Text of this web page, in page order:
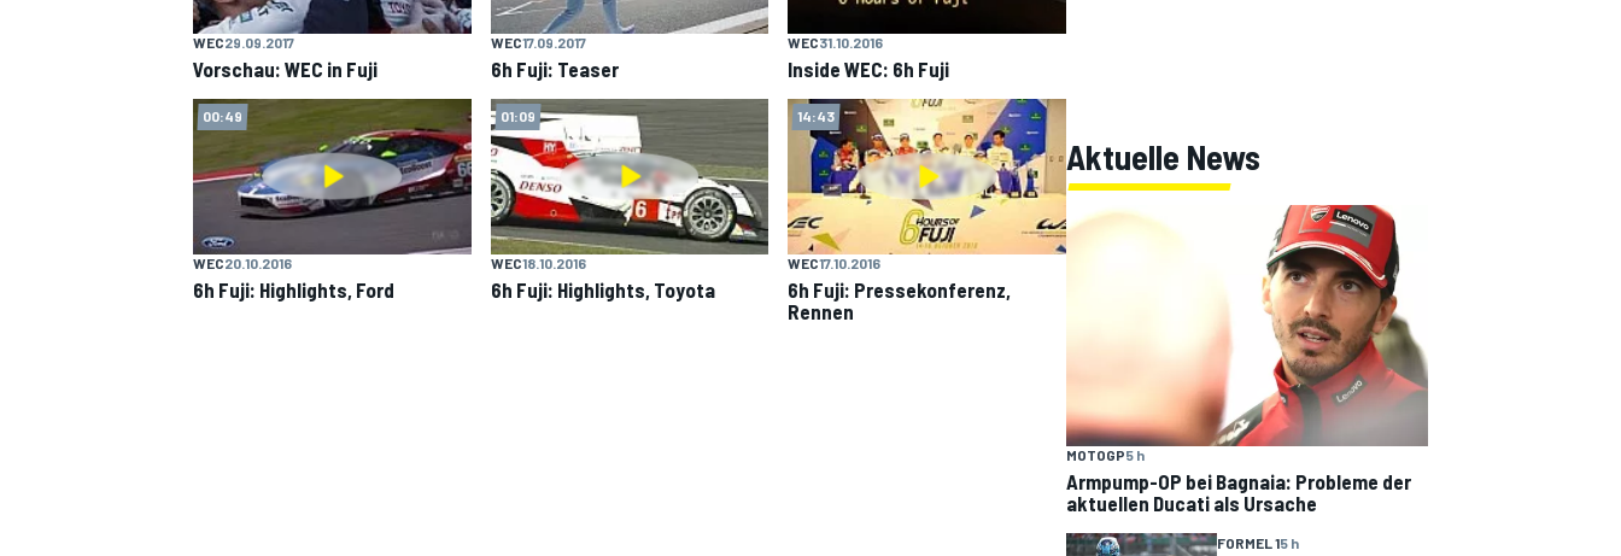
WEC29.09.2017
Vorschau: WEC in Fuji
WEC17.09.2017
6h Fuji: Teaser
WEC31.10.2016
Inside WEC: 6h Fuji
00:49
WEC20.10.2016
6h Fuji: Highlights, Ford
01:09
WEC18.10.2016
6h Fuji: Highlights, Toyota
14:43
WEC17.10.2016
6h Fuji: Pressekonferenz,
Rennen
Aktuelle News
MOTOGP5 h
Armpump-OP bei Bagnaia: Probleme der
aktuellen Ducati als Ursache
FORMEL 15 h